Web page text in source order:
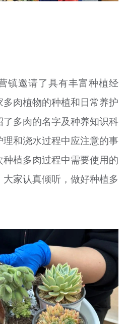
镇邀请了具有丰富种植经
肉植物的种植和日常养护
多肉的名字及种养知识科
和浇水过程中应注意的事
植多肉过程中需要使用的
家认真倾听，做好种植多